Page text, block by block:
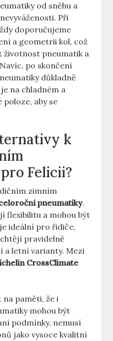
od sněhu a
Při
doporučujeme
a geometrii kol, což
životnost pneumatik a
po skončení
důkladně
na chladném a
poloze, aby se
k
Felicii?
zimním
pneumatiky.
flexibilitu a mohou být
ideální pro řidiče,
pravidelně
a letní varianty. Mezi
CrossClimate
paměti, že i
mohou být
podmínky, nemusí
jako vysoce kvalitní